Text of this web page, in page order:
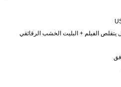
يتقلص الفيلم + البليت الخشب الرقائقي